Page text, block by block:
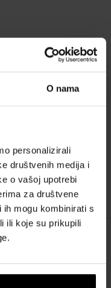
O nama
personalizirali
društvenih medija i
o vašoj upotrebi
za društvene
ih mogu kombinirati s
ili koje su prikupili